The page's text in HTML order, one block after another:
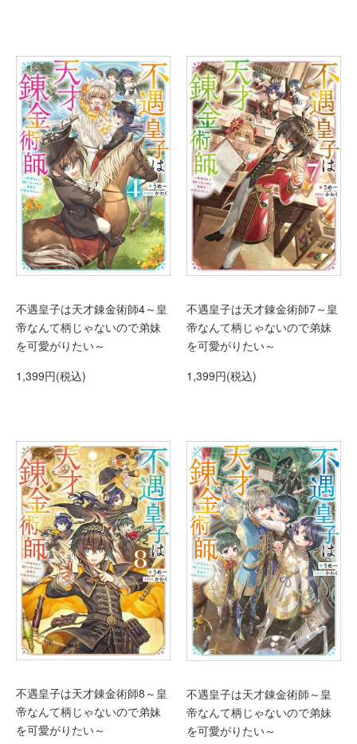
不遇皇子は天才錬金術師4～皇
帝なんて柄じゃないので弟妹
を可愛がりたい～
1,399円(税込)
不遇皇子は天才錬金術師7～皇
帝なんて柄じゃないので弟妹
を可愛がりたい～
1,399円(税込)
不遇皇子は天才錬金術師8～皇
帝なんて柄じゃないので弟妹
を可愛がりたい～
不遇皇子は天才錬金術師～皇
帝なんて柄じゃないので弟妹
を可愛がりたい～